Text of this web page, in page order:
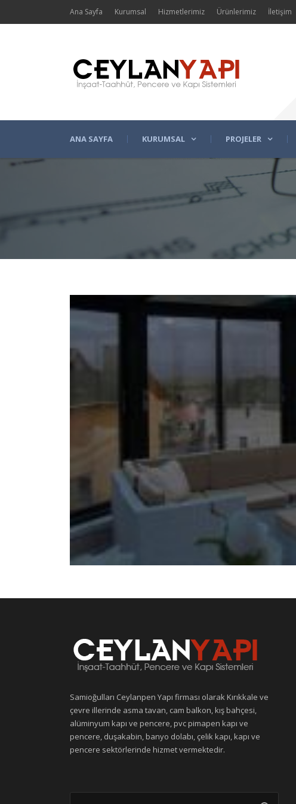
Ana Sayfa Kurumsal Hizmetlerimiz Ürünlerimiz İletişim
ANA SAYFA KURUMSAL PROJELER
Samioğulları Ceylanpen Yapı firması olarak Kırıkkale ve
çevre illerinde asma tavan, cam balkon, kış bahçesi,
alüminyum kapı ve pencere, pvc pimapen kapı ve
pencere, duşakabin, banyo dolabı, çelik kapı, kapı ve
pencere sektörlerinde hizmet vermektedir.